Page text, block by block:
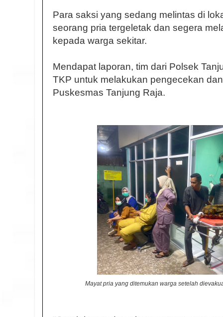
Para saksi yang sedang melintas di
seorang pria tergeletak dan segera
kepada warga sekitar.
Mendapat laporan, tim dari Polsek
TKP untuk melakukan pengecekan
Puskesmas Tanjung Raja.
Mayat pria yang ditemukan warga setelah